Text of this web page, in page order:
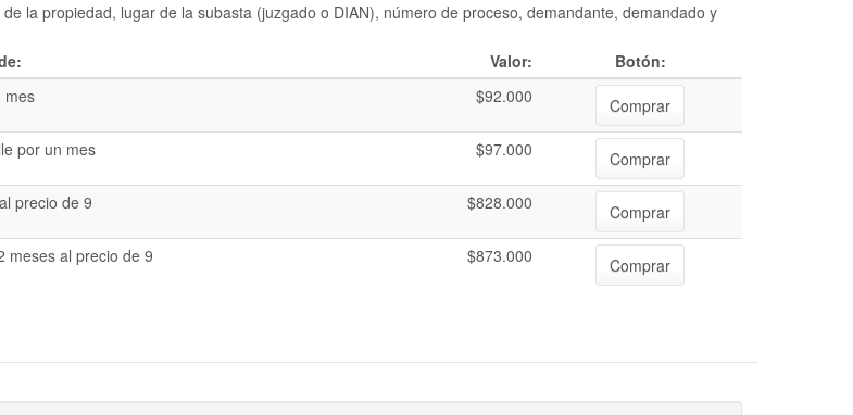
la propiedad, lugar de la subasta (juzgado o DIAN), número de proceso, demandante, demandado y
Valor:
Botón:
mes
$92.000
Comprar
por un mes
$97.000
Comprar
precio de 9
$828.000
Comprar
meses al precio de 9
$873.000 Comprar